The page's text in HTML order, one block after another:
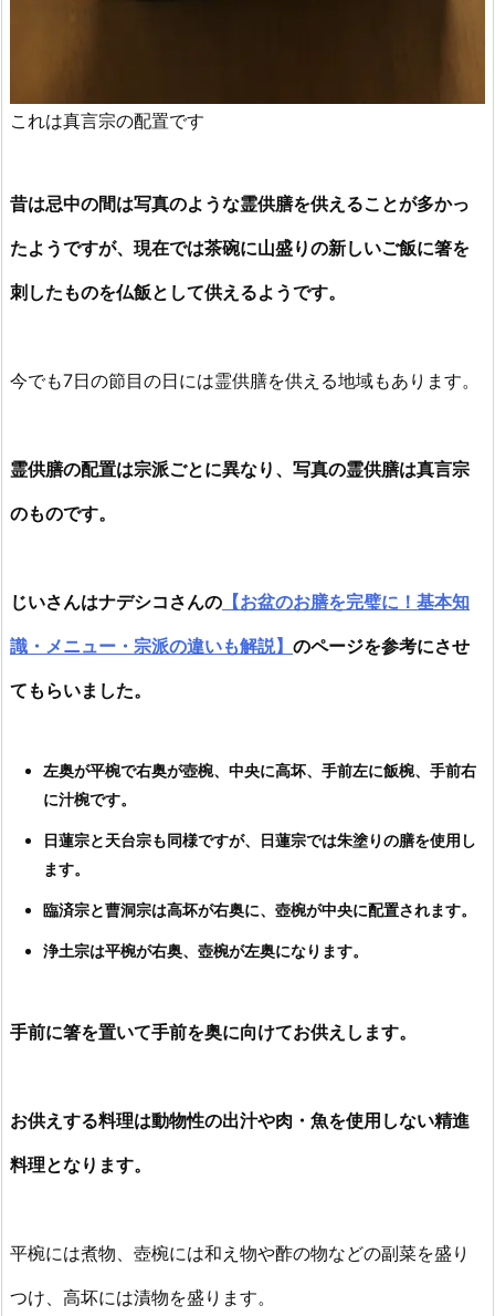
これは真言宗の配置です
昔は忌中の間は写真のような霊供膳を供えることが多かっ
たようですが、現在では茶碗に山盛りの新しいご飯に箸を
刺したものを仏飯として供えるようです。
今でも7日の節目の日には霊供膳を供える地域もあります。
霊供膳の配置は宗派ごとに異なり、写真の霊供膳は真言宗
のものです。
じいさんはナデシコさんの 【お盆のお膳を完璧に！基本知
識・メニュー・宗派の違いも解説】 のページを参考にさせ
てもらいました。
左奥が平椀で右奥が壺椀、中央に高坏、手前左に飯椀、手前右
に汁椀です。
日蓮宗と天台宗も同様ですが、日蓮宗では朱塗りの膳を使用し
ます。
臨済宗と曹洞宗は高坏が右奥に、壺椀が中央に配置されます。
浄土宗は平椀が右奥、壺椀が左奥になります。
手前に箸を置いて手前を奥に向けてお供えします。
お供えする料理は動物性の出汁や肉・魚を使用しない精進
料理となります。
平椀には煮物、壺椀には和え物や酢の物などの副菜を盛り
つけ、高坏には漬物を盛ります。